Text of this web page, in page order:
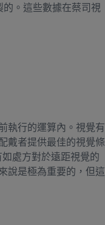
。這些數據在蔡司視
執行的運算內。視覺有
戴者提供最佳的視覺條
處方對於遠距視覺的
說是極為重要的，但這